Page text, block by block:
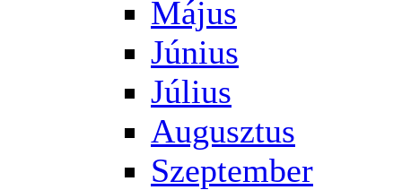
Május
Június
Július
Augusztus
Szeptember